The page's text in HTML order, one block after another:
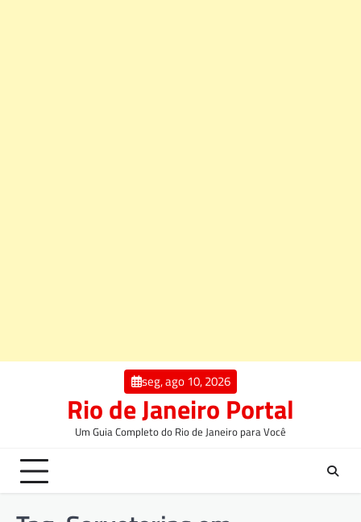
seg, ago 10, 2026
Rio de Janeiro Portal
Um Guia Completo do Rio de Janeiro para Você